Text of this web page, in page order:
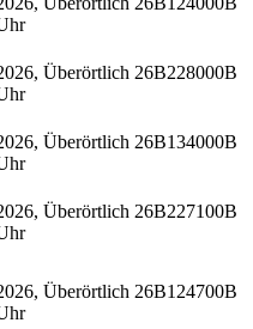
Überörtlich 26B228000B
Überörtlich 26B134000B
Überörtlich 26B227100B
Überörtlich 26B124700B